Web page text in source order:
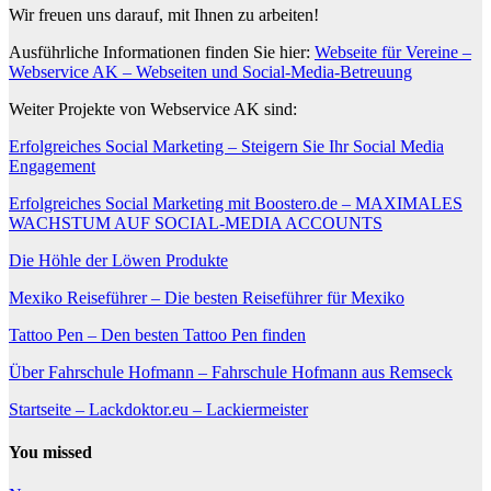
Wir freuen uns darauf, mit Ihnen zu arbeiten!
Ausführliche Informationen finden Sie hier: Webseite für Vereine –
Webservice AK – Webseiten und Social-Media-Betreuung
Weiter Projekte von Webservice AK sind:
Erfolgreiches Social Marketing – Steigern Sie Ihr Social Media
Engagement
Erfolgreiches Social Marketing mit Boostero.de – MAXIMALES
WACHSTUM AUF SOCIAL-MEDIA ACCOUNTS
Die Höhle der Löwen Produkte
Mexiko Reiseführer – Die besten Reiseführer für Mexiko
Tattoo Pen – Den besten Tattoo Pen finden
Über Fahrschule Hofmann – Fahrschule Hofmann aus Remseck
Startseite – Lackdoktor.eu – Lackiermeister
You missed